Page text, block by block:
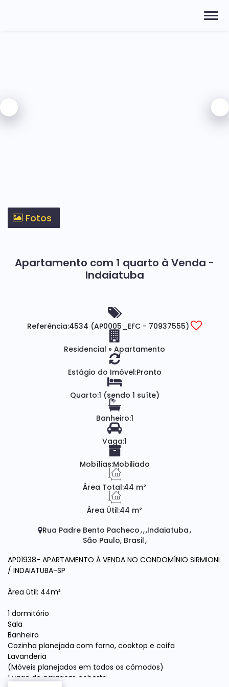
Fotos
Apartamento com 1 quarto à Venda -
Indaiatuba
Referência:4534 (AP0005_EFC - 70937555)
Residencial » Apartamento
Estágio do Imóvel:Pronto
Quarto:1 (sendo 1 suíte)
Banheiro:1
Vaga:1
Mobílias:Mobiliado
Área Total:44 m²
Área Útil:44 m²
Rua Padre Bento Pacheco
Indaiatuba
São Paulo, Brasil
AP01938- APARTAMENTO Á VENDA NO CONDOMÍNIO SIRMIONI
/ INDAIATUBA-SP
Área útil: 44m²
1 dormitório
Sala
Banheiro
Cozinha planejada com forno, cooktop e coifa
Lavanderia
(Móveis planejados em todos os cômodos)
1 vaga de garagem coberta